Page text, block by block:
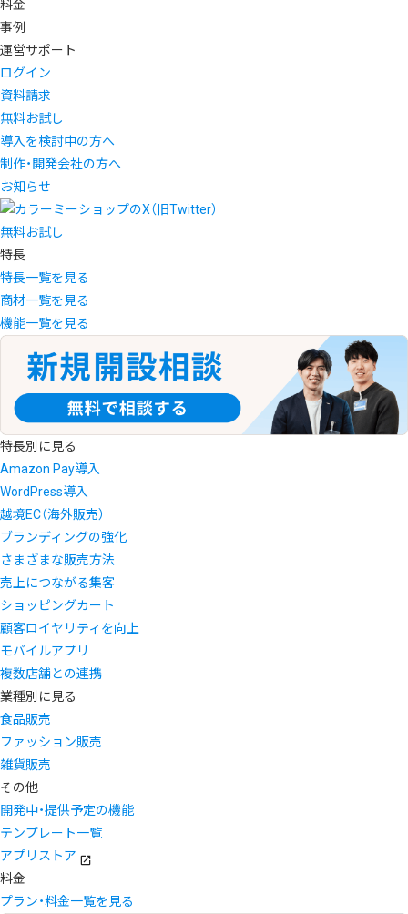
料金
事例
運営サポート
ログイン
資料請求
無料お試し
導入を検討中の方へ
制作・開発会社の方へ
お知らせ
無料お試し
特長
特長一覧を見る
商材一覧を見る
機能一覧を見る
特長別に見る
Amazon Pay導入
WordPress導入
越境EC（海外販売）
ブランディングの強化
さまざまな販売方法
売上につながる集客
ショッピングカート
顧客ロイヤリティを向上
モバイルアプリ
複数店舗との連携
業種別に見る
食品販売
ファッション販売
雑貨販売
その他
開発中・提供予定の機能
テンプレート一覧
アプリストア
料金
プラン・料金一覧を見る